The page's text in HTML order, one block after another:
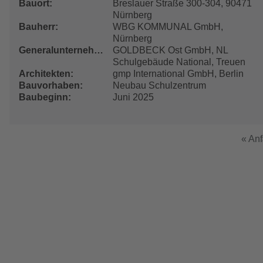
Bauort
Breslauer Straße 300-304, 90471
Nürnberg
Bauherr
WBG KOMMUNAL GmbH,
Nürnberg
Generalunternehmer
GOLDBECK Ost GmbH, NL
Schulgebäude National, Treuen
Architekten
gmp International GmbH, Berlin
Bauvorhaben
Neubau Schulzentrum
Baubeginn
Juni 2025
Erste
«